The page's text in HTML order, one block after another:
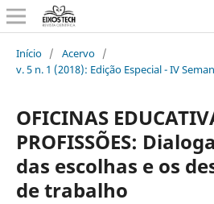
Início / Acervo /
v. 5 n. 1 (2018): Edição Especial - IV
OFICINAS
PROFISSÕES:
das escolhas e os
de trabalho